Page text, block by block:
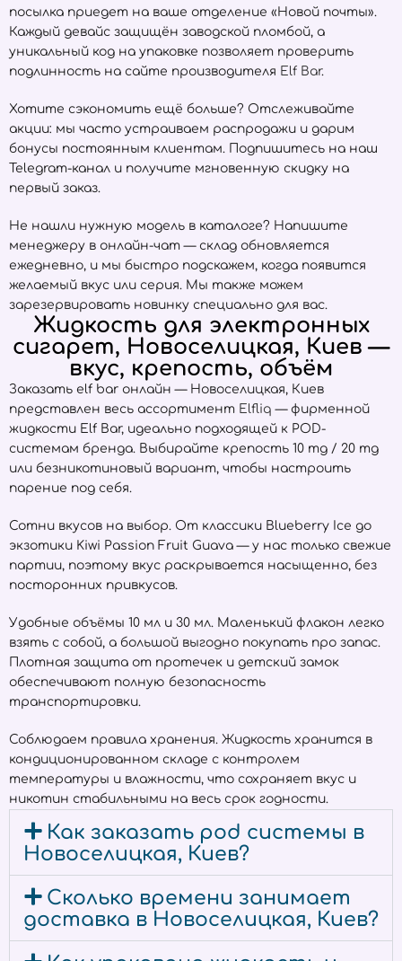
посылка приедет на ваше отделение «Новой почты».
Каждый девайс защищён заводской пломбой, а
уникальный код на упаковке позволяет проверить
подлинность на сайте производителя Elf Bar.
Хотите сэкономить ещё больше? Отслеживайте
акции: мы часто устраиваем распродажи и дарим
бонусы постоянным клиентам. Подпишитесь на наш
Telegram-канал и получите мгновенную скидку на
первый заказ.
Не нашли нужную модель в каталоге? Напишите
менеджеру в онлайн-чат — склад обновляется
ежедневно, и мы быстро подскажем, когда появится
желаемый вкус или серия. Мы также можем
зарезервировать новинку специально для вас.
Жидкость для электронных
сигарет, Новоселицкая, Киев —
вкус, крепость, объём
Заказать elf bar онлайн — Новоселицкая, Киев
представлен весь ассортимент Elfliq — фирменной
жидкости Elf Bar, идеально подходящей к POD-
системам бренда. Выбирайте крепость 10 mg / 20 mg
или безникотиновый вариант, чтобы настроить
парение под себя.
Сотни вкусов на выбор. От классики Blueberry Ice до
экзотики Kiwi Passion Fruit Guava — у нас только свежие
партии, поэтому вкус раскрывается насыщенно, без
посторонних привкусов.
Удобные объёмы 10 мл и 30 мл. Маленький флакон легко
взять с собой, а большой выгодно покупать про запас.
Плотная защита от протечек и детский замок
обеспечивают полную безопасность
транспортировки.
Соблюдаем правила хранения. Жидкость хранится в
кондиционированном складе с контролем
температуры и влажности, что сохраняет вкус и
никотин стабильными на весь срок годности.
Как заказать pod системы в
Новоселицкая, Киев?
Сколько времени занимает
доставка в Новоселицкая, Киев?